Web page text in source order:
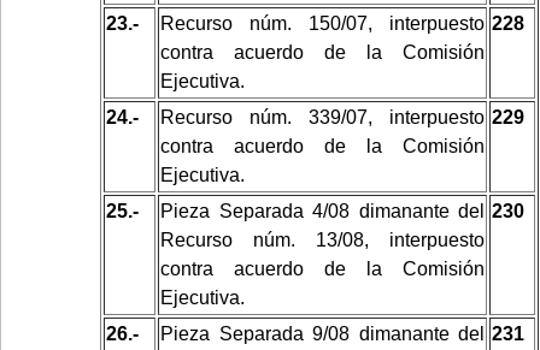
23.-
Recurso núm. 150/07, interpuesto
contra acuerdo de la Comisión
Ejecutiva.
228
24.-
Recurso núm. 339/07, interpuesto
contra acuerdo de la Comisión
Ejecutiva.
229
25.-
Pieza Separada 4/08 dimanante del
Recurso núm. 13/08, interpuesto
contra acuerdo de la Comisión
Ejecutiva.
230
26.-
Pieza Separada 9/08 dimanante del 231